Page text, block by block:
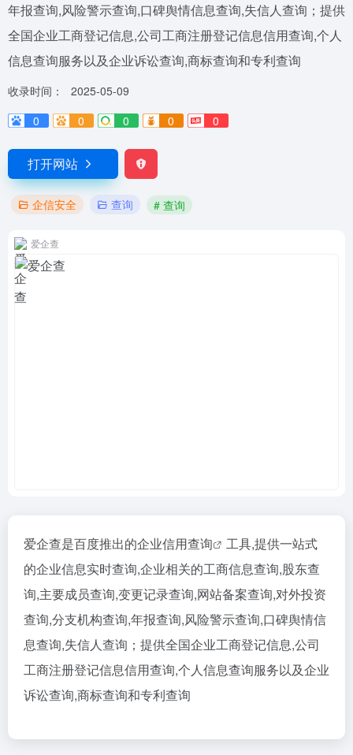
年报查询,风险警示查询,口碑舆情信息查询,失信人查询；提供
全国企业工商登记信息,公司工商注册登记信息信用查询,个人
信息查询服务以及企业诉讼查询,商标查询和专利查询
收录时间：
2025-05-09
0
0 0 0 0
打开网站
企信安全 查询 # 查询
爱企查
爱企查是百度推出的企业信用查询
工具,提供一站式
的企业信息实时查询,企业相关的工商信息查询,股东查
询,主要成员查询,变更记录查询,网站备案查询,对外投资
查询,分支机构查询,年报查询,风险警示查询,口碑舆情信
息查询,失信人查询；提供全国企业工商登记信息,公司
工商注册登记信息信用查询,个人信息查询服务以及企业
诉讼查询,商标查询和专利查询